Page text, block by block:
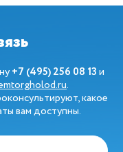
+7 (495) 256 08 13и
.
какое
вам доступны.